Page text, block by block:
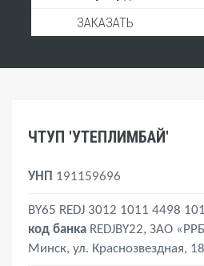
ЗАКАЗАТЬ
ЧТУП 'УТЕПЛИМБАЙ'
УНП 191159696
BY65 REDJ 3012 1011 4498
код банка REDJBY22, ЗАО
Минск, ул. Краснозвездная, 18